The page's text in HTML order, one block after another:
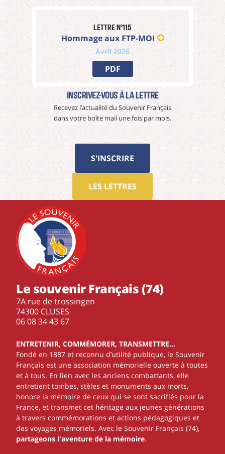
Lettre n°115
Hommage aux FTP-MOI
Avril 2026
PDF
Inscrivez-vous à La Lettre
Recevez l’actualité du Souvenir Français
dans votre boîte mail une fois par mois.
S'INSCRIRE
LES LETTRES
Le souvenir Français (74)
7A rue de trossingen
74300 CLUSES
‭06 08 34 43 67‬
ENTRETENIR, COMMÉMORER, TRANSMETTRE…
Fondé en 1887 et reconnu d’utilité publique, le Souvenir
Français est une association mémorielle ouverte à toutes
et à tous. En lien avec les anciens combattants, elle
entretient tombes, stèles et monuments aux morts,
honore la mémoire de ceux qui se sont sacrifiés pour la
France, et transmet cet héritage aux jeunes générations
à travers commémorations et actions pédagogiques et
des voyages mémoriels. Avec le Souvenir Français (74),
partageons l'aventure de la mémoire.